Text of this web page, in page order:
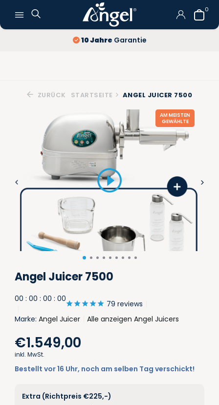
0
Kostenlose Lieferungund Rückgabe
ZURÜCK STARTSEITE ANGEL JUICER 7500
Angel Juicer 7500
AM MEISTEN
GEWÄHLTE
00 : 00 : 00 : 00
79 reviews
Marke: Angel Juicer Alle anzeigen Angel Juicers
€1.549,00
inkl. MwSt.
Bestellt vor 16 Uhr, noch am selben Tag verschickt!
Extra (Richtpreis €225,-)